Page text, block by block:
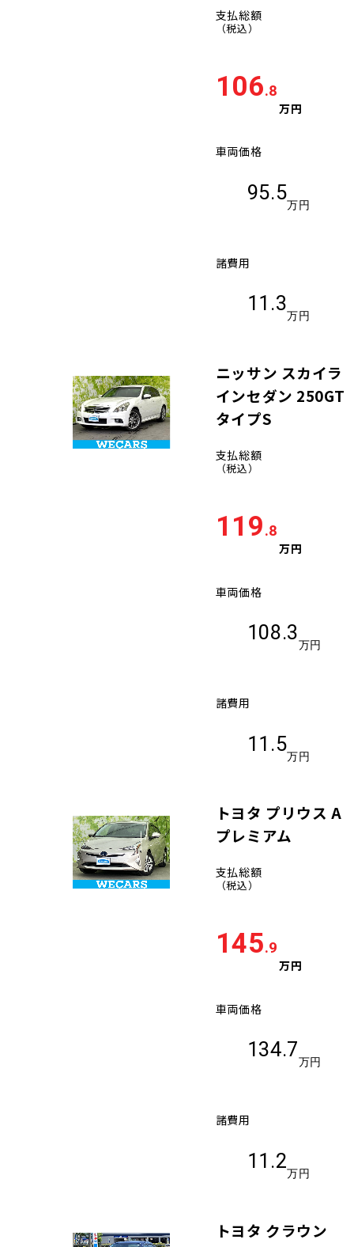
支払総額
（税込）
106.8
万円
車両価格
95.5
万円
諸費用
11.3
万円
ニッサン スカイラ
インセダン 250GT
タイプS
支払総額
（税込）
119.8
万円
車両価格
108.3
万円
諸費用
11.5
万円
トヨタ プリウス A
プレミアム
支払総額
（税込）
145.9
万円
車両価格
134.7
万円
諸費用
11.2
万円
トヨタ クラウン